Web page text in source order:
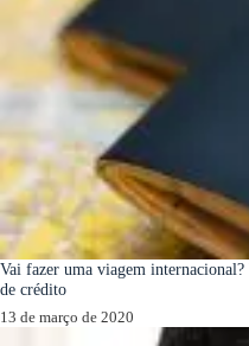
Vai fazer uma viagem internacional?
de crédito
13 de março de 2020